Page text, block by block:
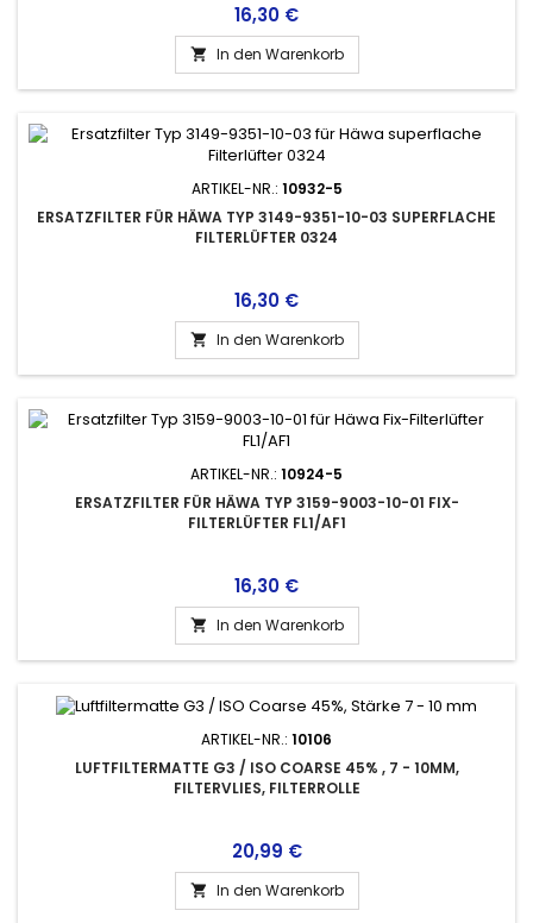
Preis
16,30 €
 In den Warenkorb
ARTIKEL-NR.: 10932-5
ERSATZFILTER FÜR HÄWA TYP 3149-9351-10-03 SUPERFLACHE
FILTERLÜFTER 0324
Preis
16,30 €
 In den Warenkorb
ARTIKEL-NR.: 10924-5
ERSATZFILTER FÜR HÄWA TYP 3159-9003-10-01 FIX-
FILTERLÜFTER FL1/AF1
Preis
16,30 €
 In den Warenkorb
ARTIKEL-NR.: 10106
LUFTFILTERMATTE G3 / ISO COARSE 45% , 7 - 10MM,
FILTERVLIES, FILTERROLLE
Preis
20,99 €
 In den Warenkorb